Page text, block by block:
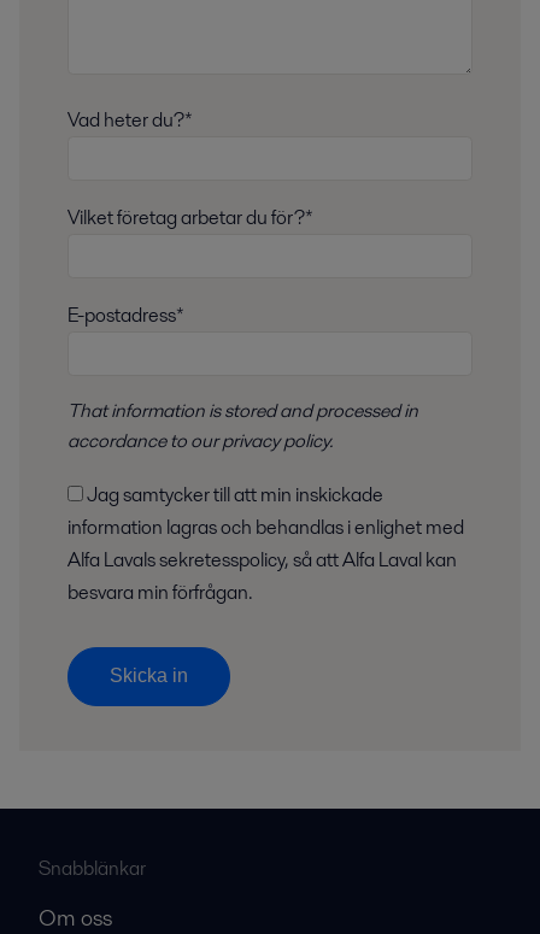
Vad heter du?*
Vilket företag arbetar du för?*
E-postadress*
That information is stored andprocessedin
accordance toour privacy policy.
information lagras och behandlas i enlighet med
Alfa Lavals sekretesspolicy, så att Alfa Laval kan
besvara min förfrågan.
Skicka in
Snabblänkar
Om oss